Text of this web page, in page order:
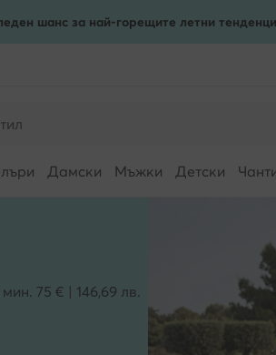
шанс за най-горещите летни
Дамски Мъжки Детски
75 € | 146,69 лв.